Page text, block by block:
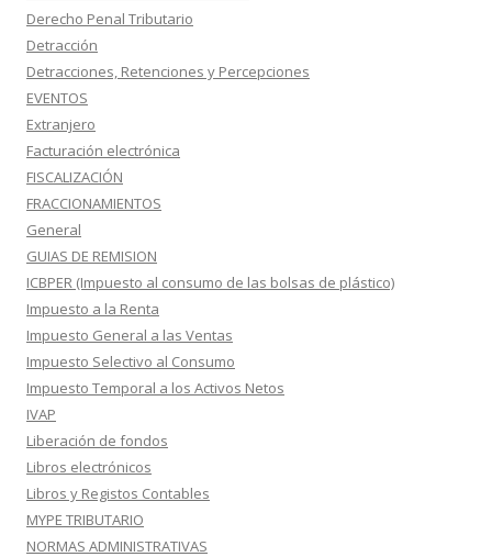
Derecho Penal Tributario
Detracción
Detracciones, Retenciones y Percepciones
EVENTOS
Extranjero
Facturación electrónica
FISCALIZACIÓN
FRACCIONAMIENTOS
General
GUIAS DE REMISION
ICBPER (Impuesto al consumo de las bolsas de plástico)
Impuesto a la Renta
Impuesto General a las Ventas
Impuesto Selectivo al Consumo
Impuesto Temporal a los Activos Netos
IVAP
Liberación de fondos
Libros electrónicos
Libros y Registos Contables
MYPE TRIBUTARIO
NORMAS ADMINISTRATIVAS